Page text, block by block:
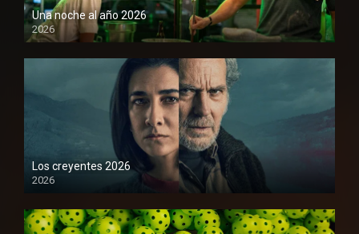
Una noche al año 2026
2026
1080P
Los creyentes 2026
2026
1080P